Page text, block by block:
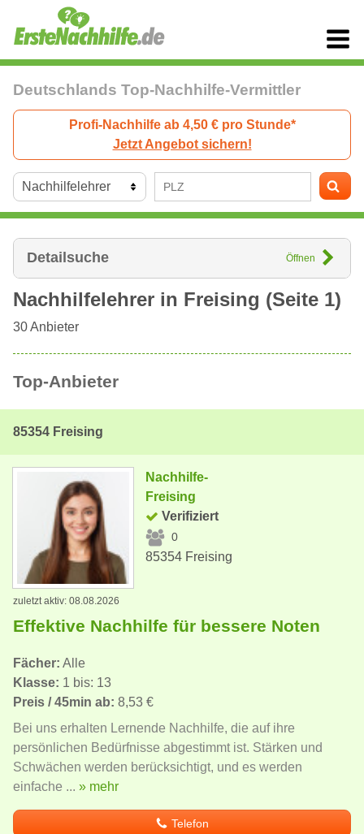
Deutschlands Top-Nachhilfe-Vermittler
Profi-Nachhilfe ab 4,50 € pro Stunde*
Jetzt Angebot sichern!
Detailsuche Öffnen
Nachhilfelehrer in Freising (Seite 1)
30Anbieter
Top-Anbieter
85354 Freising
Nachhilfe-
Freising
Verifiziert
0
85354 Freising
zuletzt aktiv: 08.08.2026
Effektive Nachhilfe für bessere Noten
Fächer: Alle
Klasse: 1 bis: 13
Preis / 45min ab: 8,53 €
Bei uns erhalten Lernende Nachhilfe, die auf ihre
persönlichen Bedürfnisse abgestimmt ist. Stärken und
Schwächen werden berücksichtigt, und es werden
einfache ... » mehr
Telefon